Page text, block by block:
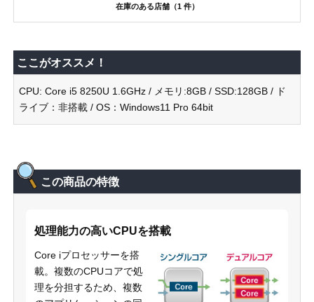
在庫のある店舗（1 件）
ここがオススメ！
CPU: Core i5 8250U 1.6GHz / メモリ:8GB / SSD:128GB / ド
ライブ：非搭載 / OS：Windows11 Pro 64bit
この商品の特徴
処理能力の高いCPUを搭載
Core iプロセッサーを搭
載。複数のCPUコアで処
理を分担するため、複数